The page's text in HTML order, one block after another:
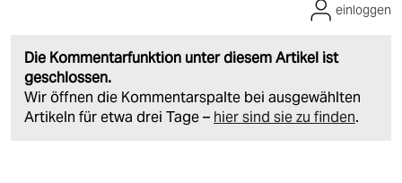
Die Kommentarfunktion unter diesem Artikel ist
geschlossen.
Wir öffnen die Kommentarspalte bei ausgewählten
Artikeln für etwa drei Tage – hier sind sie zu finden.
einloggen